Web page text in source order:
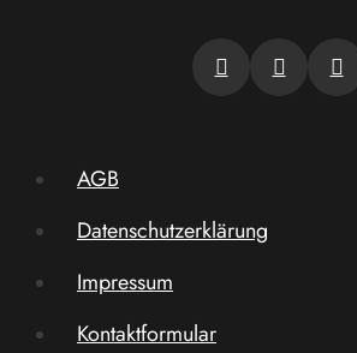
AGB
Datenschutzerklärung
Impressum
Kontaktformular